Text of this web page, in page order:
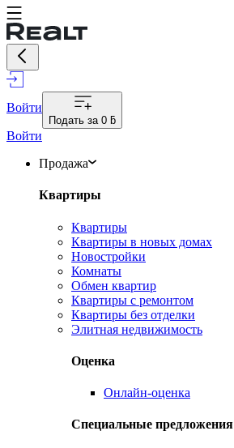
Войти
Подать за 0 ƃ
Войти
Продажа
Квартиры
Квартиры
Квартиры в новых домах
Новостройки
Комнаты
Обмен квартир
Квартиры с ремонтом
Квартиры без отделки
Элитная недвижимость
Оценка
Онлайн-оценка
Специальные предложения